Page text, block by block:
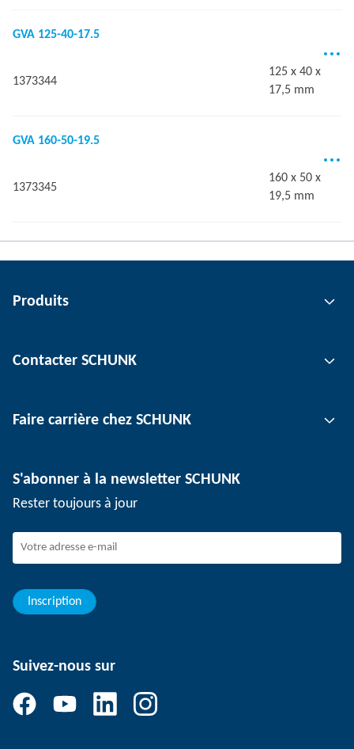
GVA 125-40-17.5
1373344
125 x 40 x
17,5 mm
GVA 160-50-19.5
1373345
160 x 50 x
19,5 mm
Produits
Technologie d'automatisation
Technologie de serrage de pièce
Contacter SCHUNK
Sites
Événements
Faire carrière chez SCHUNK
SCHUNK en tant qu'employeur
Rejoindre SCHUNK
Vos avantages
S'abonner à la newsletter SCHUNK
Rester toujours à jour
Inscription
Suivez-nous sur